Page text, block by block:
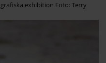
exhibition Foto: Terry